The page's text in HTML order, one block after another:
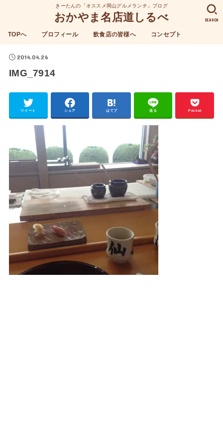
きーたんの「オススメ岡山グルメランチ」ブログ
おかやま名店道しるべ
TOPへ プロフィール 飲食店の皆様へ コンセプト
SEARCH
2014.04.26
IMG_7914
ツイート シェア はてブ 送る Pocket